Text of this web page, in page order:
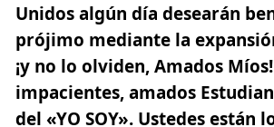
Unidos algún día desearán
prójimo mediante la
¡y no lo olviden, Amados
impacientes, amados
del «YO SOY». Ustedes están